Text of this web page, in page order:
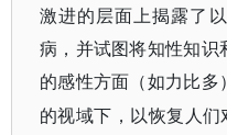
激进的层面上揭露了
病，并试图将知性知识
的感性方面（如力比多
的视域下，以恢复人们